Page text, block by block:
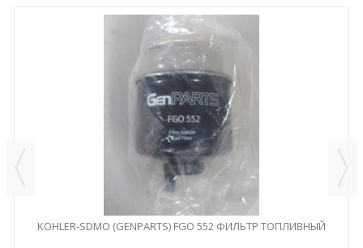
KOHLER-SDMO (GENPARTS) FGO 552 ФИЛЬТР ТОПЛИВНЫЙ